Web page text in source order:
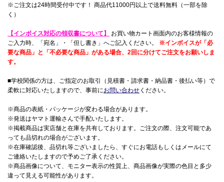
※ご注文は24時間受付中です！ 商品代11000円以上で送料無料（一部を除
く）
【インボイス対応の領収書について】
お買い物カート画面内のお客様情報の
ご入力時、「宛名」・「但し書き」へご記入ください。 ※インボイスが「必
要な商品」と「不必要な商品」がある場合、2回に分けてご注文をお願いしま
す。
■学校関係の方は、ご指定のお取引（見積書・請求書・納品書・後払い等）で
柔軟に対応いたしますので、事前にお問い合わせ ください。
※商品の表紙・パッケージが変わる場合があります。
※発送はヤマト運輸さんで手配いたします。
※掲載商品は実店舗と在庫を共有しております。ご注文の際、注文可能であ
っても品切れの場合がございます。
※在庫確認後、品切れ等ございましたら、すぐにお電話もしくはメールにて
ご連絡いたしますので予めご了承ください。
※商品画像について、モニター表示の性質上、商品画像が実際の色目と多少
違って見える可能性があります。